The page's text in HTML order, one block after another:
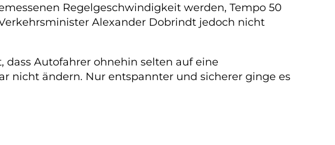
Regelgeschwindigkeit werden, Tempo 50
Alexander Dobrindt jedoch nicht
dass Autofahrer ohnehin selten auf eine
nicht ändern. Nur entspannter und sicherer ginge es